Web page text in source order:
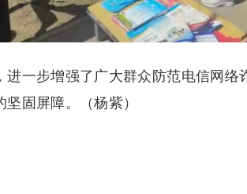
进一步增强了广大群众防范电信网络
固屏障。（杨紫）